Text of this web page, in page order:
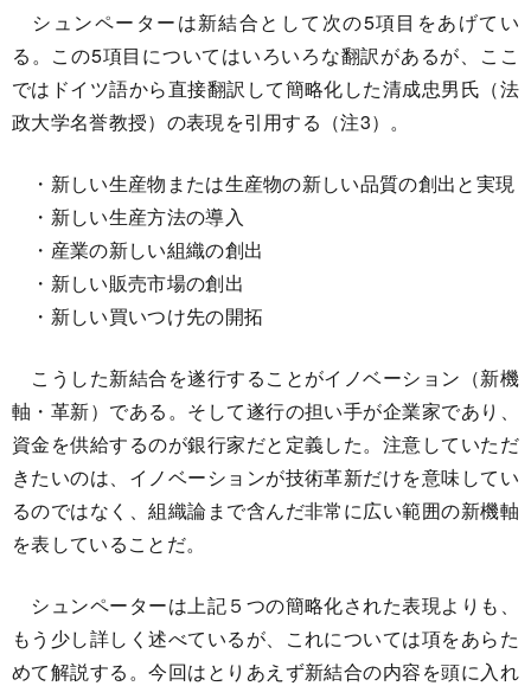
シュンペーターは新結合として次の5項目をあげてい
る。この5項目についてはいろいろな翻訳があるが、ここ
ではドイツ語から直接翻訳して簡略化した清成忠男氏（法
政大学名誉教授）の表現を引用する（注3）。
・新しい生産物または生産物の新しい品質の創出と実現
・新しい生産方法の導入
・産業の新しい組織の創出
・新しい販売市場の創出
・新しい買いつけ先の開拓
こうした新結合を遂行することがイノベーション（新機
軸・革新）である。そして遂行の担い手が企業家であり、
資金を供給するのが銀行家だと定義した。注意していただ
きたいのは、イノベーションが技術革新だけを意味してい
るのではなく、組織論まで含んだ非常に広い範囲の新機軸
を表していることだ。
シュンペーターは上記５つの簡略化された表現よりも、
もう少し詳しく述べているが、これについては項をあらた
めて解説する。今回はとりあえず新結合の内容を頭に入れ